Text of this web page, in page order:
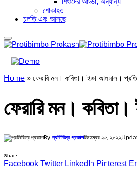
শিশুদের আড্ডা, অন্যান্য
শোকাহত
চলতি এবং আসছে
Home » ফেরারি মন। কবিতা। ইভা আলমাস।
ফেরারি মন।
By প্রতিবিম্ব প্রকাশডিসেম্বর ২৫, ২০২২
Share
Facebook Twitter LinkedIn Pinterest